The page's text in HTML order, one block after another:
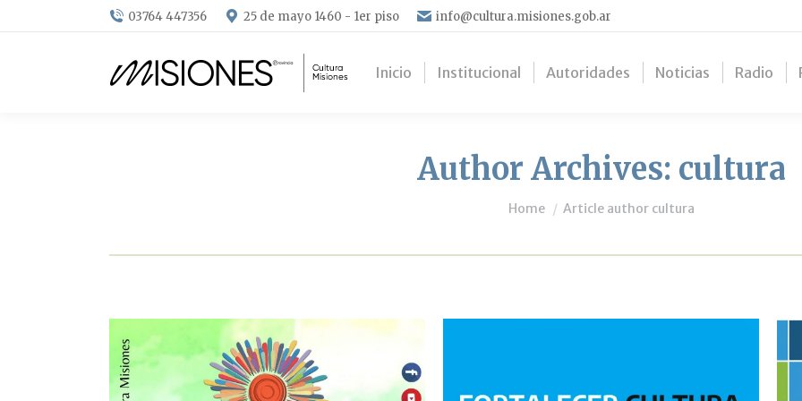
03764 447356 25 de mayo 1460 - 1er piso info@cultura.misiones.gob.ar
Inicio Institucional Autoridades Noticias Radio
Author Archives: cultura
You are here:
Home Article author cultura